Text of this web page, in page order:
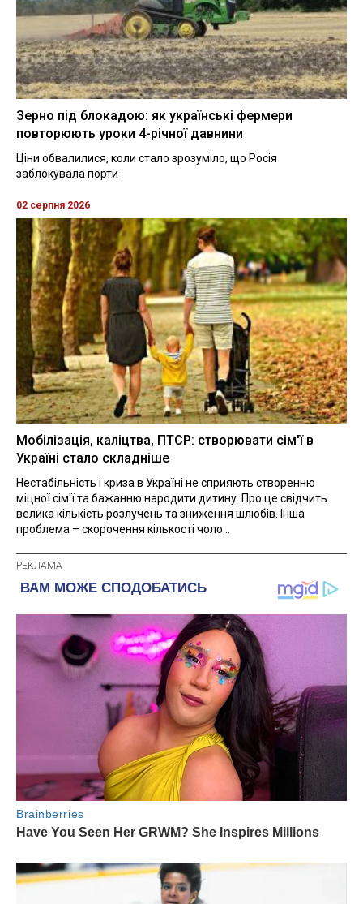
Зерно під блокадою: як українські фермери
повторюють уроки 4-річної давнини
Ціни обвалилися, коли стало зрозуміло, що Росія
заблокувала порти
02 серпня 2026
Мобілізація, каліцтва, ПТСР: створювати сім'ї в
Україні стало складніше
Нестабільність і криза в Україні не сприяють створенню
міцної сім'ї та бажанню народити дитину. Про це свідчить
велика кількість розлучень та зниження шлюбів. Інша
проблема – скорочення кількості чоло...